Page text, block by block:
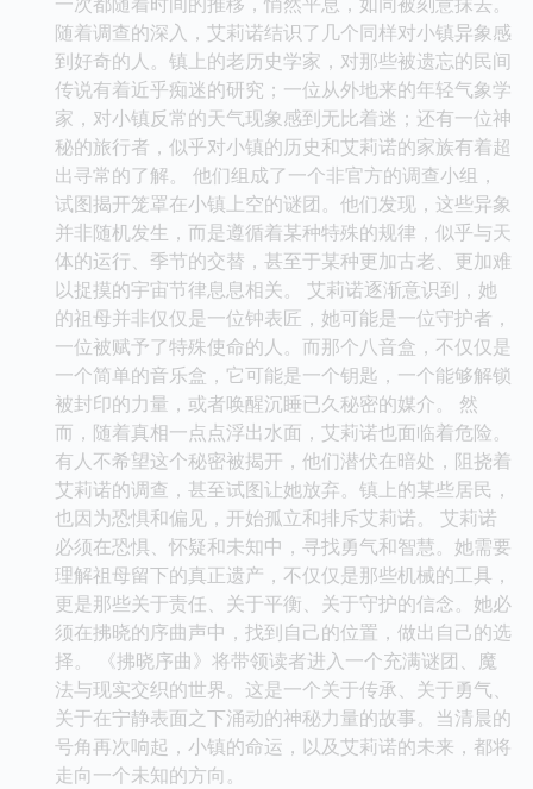
随着调查的深入，艾莉诺结识了几个同样对小镇异象感
到好奇的人。镇上的老历史学家，对那些被遗忘的民间
传说有着近乎痴迷的研究；一位从外地来的年轻气象学
家，对小镇反常的天气现象感到无比着迷；还有一位神
秘的旅行者，似乎对小镇的历史和艾莉诺的家族有着超
出寻常的了解。 他们组成了一个非官方的调查小组，
试图揭开笼罩在小镇上空的谜团。他们发现，这些异象
并非随机发生，而是遵循着某种特殊的规律，似乎与天
体的运行、季节的交替，甚至于某种更加古老、更加难
以捉摸的宇宙节律息息相关。 艾莉诺逐渐意识到，她
的祖母并非仅仅是一位钟表匠，她可能是一位守护者，
一位被赋予了特殊使命的人。而那个八音盒，不仅仅是
一个简单的音乐盒，它可能是一个钥匙，一个能够解锁
被封印的力量，或者唤醒沉睡已久秘密的媒介。 然
而，随着真相一点点浮出水面，艾莉诺也面临着危险。
有人不希望这个秘密被揭开，他们潜伏在暗处，阻挠着
艾莉诺的调查，甚至试图让她放弃。镇上的某些居民，
也因为恐惧和偏见，开始孤立和排斥艾莉诺。 艾莉诺
必须在恐惧、怀疑和未知中，寻找勇气和智慧。她需要
理解祖母留下的真正遗产，不仅仅是那些机械的工具，
更是那些关于责任、关于平衡、关于守护的信念。她必
须在拂晓的序曲声中，找到自己的位置，做出自己的选
择。 《拂晓序曲》将带领读者进入一个充满谜团、魔
法与现实交织的世界。这是一个关于传承、关于勇气、
关于在宁静表面之下涌动的神秘力量的故事。当清晨的
号角再次响起，小镇的命运，以及艾莉诺的未来，都将
走向一个未知的方向。